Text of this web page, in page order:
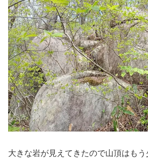
大きな岩が見えてきたので山頂はも